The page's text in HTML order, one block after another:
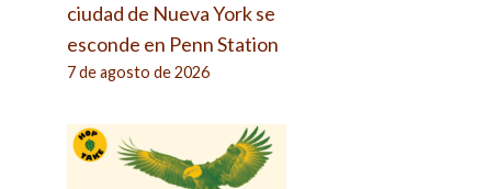
ciudad de Nueva York se
esconde en Penn Station
7 de agosto de 2026